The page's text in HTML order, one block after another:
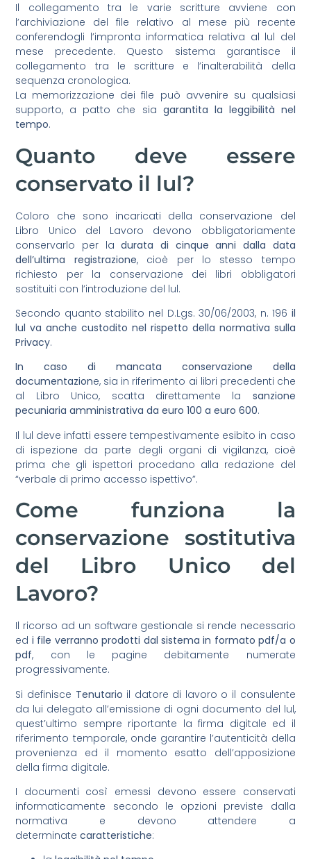
Il collegamento tra le varie scritture avviene con
l’archiviazione del file relativo al mese più recente
conferendogli l’impronta informatica relativa al lul del
mese precedente. Questo sistema garantisce il
collegamento tra le scritture e l’inalterabilità della
sequenza cronologica.
La memorizzazione dei file può avvenire su qualsiasi
supporto, a patto che sia garantita la leggibilità nel
tempo.
Quanto deve essere
conservato il lul?
Coloro che sono incaricati della conservazione del
Libro Unico del Lavoro devono obbligatoriamente
conservarlo per ladurata di cinque anni dalla data
dell’ultima registrazione, cioè per lo stesso tempo
richiesto per la conservazione dei libri obbligatori
sostituiti con l’introduzione del lul.
Secondo quanto stabilito nel D.Lgs. 30/06/2003, n. 196 il
lul va anche custodito nel rispetto della normativa sulla
Privacy.
In caso di mancata conservazione della
documentazione, sia in riferimento ai libri precedenti che
al Libro Unico, scatta direttamente la sanzione
pecuniaria amministrativa da euro 100 a euro 600.
Il lul deve infatti essere tempestivamente esibito in caso
di ispezione da parte degli organi di vigilanza, cioè
prima che gli ispettori procedano alla redazione del
“verbale di primo accesso ispettivo”.
Come funziona la
conservazione sostitutiva
del Libro Unico del
Lavoro?
Il ricorso ad un software gestionale si rende necessario
ed i file verranno prodotti dal sistema in formato pdf/a o
pdf, con le pagine debitamente numerate
progressivamente.
Si definisce Tenutario il datore di lavoro o il consulente
da lui delegato all’emissione di ogni documento del lul,
quest’ultimo sempre riportante la firma digitale ed il
riferimento temporale, onde garantire l’autenticità della
provenienza ed il momento esatto dell’apposizione
della firma digitale.
I documenti così emessi devono essere conservati
informaticamente secondo le opzioni previste dalla
normativa e devono attendere a
determinatecaratteristiche: